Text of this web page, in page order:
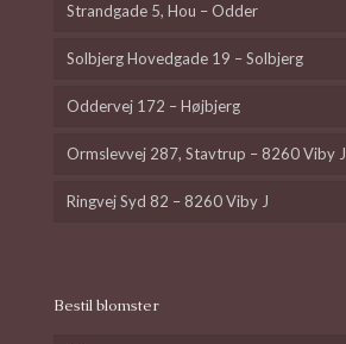
Strandgade 5, Hou – Odder
Solbjerg Hovedgade 19 – Solbjerg
Oddervej 172 – Højbjerg
Ormslevvej 287, Stavtrup – 8260 Viby J
Ringvej Syd 82 – 8260 Viby J
Bestil blomster